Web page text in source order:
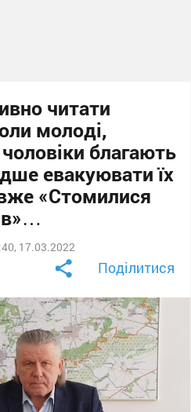
читати
молоді,
благають
евакуювати їх
«Стомилися
17.03.2022
Поділитися